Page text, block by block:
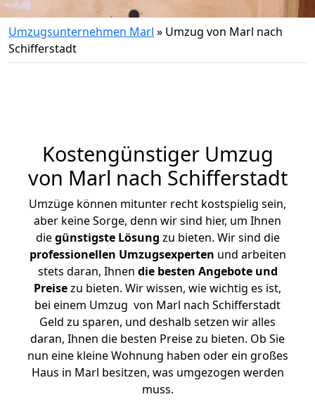
Umzugsunternehmen Marl » Umzug von Marl nach
Schifferstadt
Kostengünstiger Umzug
von Marl nach Schifferstadt
Umzüge können mitunter recht kostspielig sein,
aber keine Sorge, denn wir sind hier, um Ihnen
diegünstigste Lösung zu bieten. Wir sind die
professionellen Umzugsexperten und arbeiten
stets daran, Ihnen die besten Angebote und
Preisezu bieten. Wir wissen, wie wichtig es ist,
bei einem Umzug von Marl nach Schifferstadt
Geld zu sparen, und deshalb setzen wir alles
daran, Ihnen die besten Preise zu bieten. Ob Sie
nun eine kleine Wohnung haben oder ein großes
Haus in Marl besitzen, was umgezogen werden
muss.